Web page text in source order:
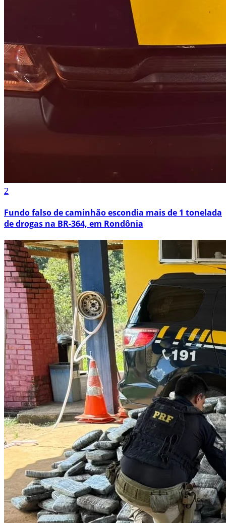
2
Fundo falso de caminhão escondia mais de 1 tonelada
de drogas na BR-364, em Rondônia